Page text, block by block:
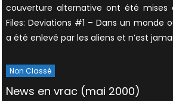
couverture alternative ont été mises
Files: Deviations #1 – Dans un monde
a été enlevé par les aliens et n’est
Non Classé
News en vrac (mai 2000)